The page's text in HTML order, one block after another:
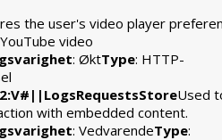
the user's video player
video
: ØktType: HTTP-
Used
with embedded content.
: VedvarendeType: